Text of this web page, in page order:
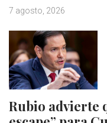
7 agosto, 2026
Rubio advierte